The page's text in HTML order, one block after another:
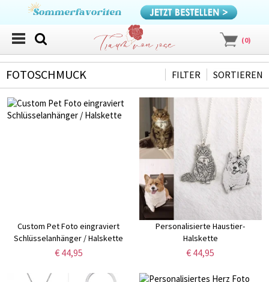
(0)
FOTOSCHMUCK SORTIEREN
FILTER
Custom Pet Foto eingraviert
Schlüsselanhänger / Halskette
€ 44,95
Personalisierte Haustier-
Halskette
€ 44,95